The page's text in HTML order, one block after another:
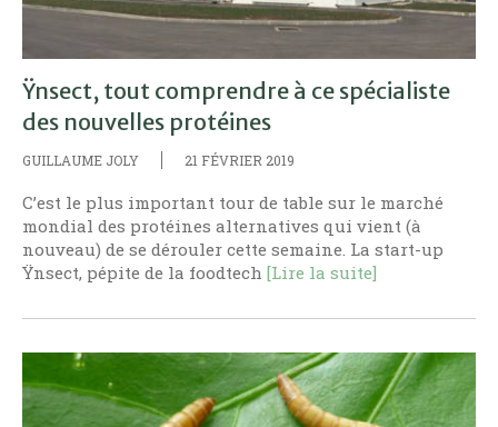
Ÿnsect, tout comprendre à ce spécialiste
des nouvelles protéines
GUILLAUME JOLY 21 FÉVRIER 2019
C’est le plus important tour de table sur le marché
mondial des protéines alternatives qui vient (à
nouveau) de se dérouler cette semaine. La start-up
Ÿnsect, pépite de la foodtech [Lire la suite]